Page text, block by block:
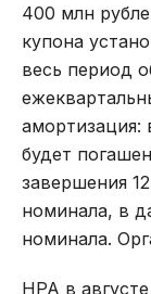
400 млн
купона
весь период
амортизация:
будет
завершения
номинала, в
номинала.
НРА в